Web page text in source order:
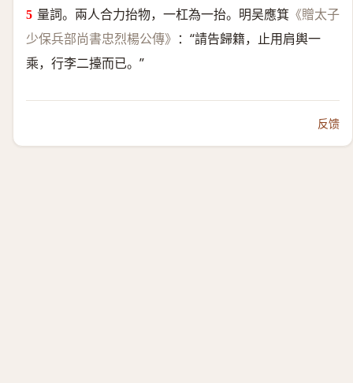
量詞。兩人合力抬物，一杠為一抬。明吴應箕 《贈太子
少保兵部尚書忠烈楊公傳》
：“請告歸籍，止用肩輿一
乘，行李二擡而已。”
反馈